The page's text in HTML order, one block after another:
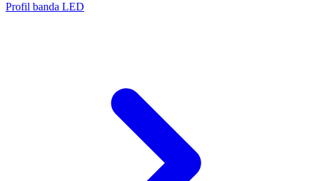
Profil banda LED